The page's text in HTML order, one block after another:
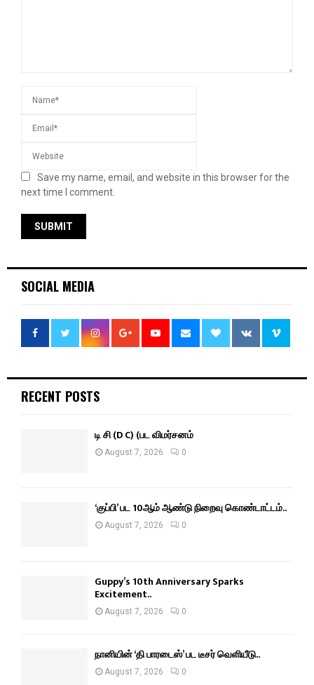
Save my name, email, and website in this browser for the
next time I comment.
SOCIAL MEDIA
RECENT POSTS
டி சி (D C) (பட விமர்சனம்
August 7, 2026 0
‘குப்பி’ பட 10ஆம் ஆண்டு நிறைவு கொண்டாட்டம்..
August 7, 2026 0
Guppy’s 10th Anniversary Sparks
Excitement..
August 7, 2026 0
நானியின் ‘தி பாரடைஸ்’ பட டீசர் வெளியீடு..
August 7, 2026 0